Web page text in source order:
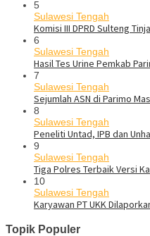
5
Sulawesi Tengah
Komisi III DPRD Sulteng
6
Sulawesi Tengah
Hasil Tes Urine Pemkab
7
Sulawesi Tengah
Sejumlah ASN di Parimo
8
Sulawesi Tengah
Peneliti Untad, IPB dan
9
Sulawesi Tengah
Tiga Polres Terbaik Versi
10
Sulawesi Tengah
Karyawan PT UKK
Topik Populer